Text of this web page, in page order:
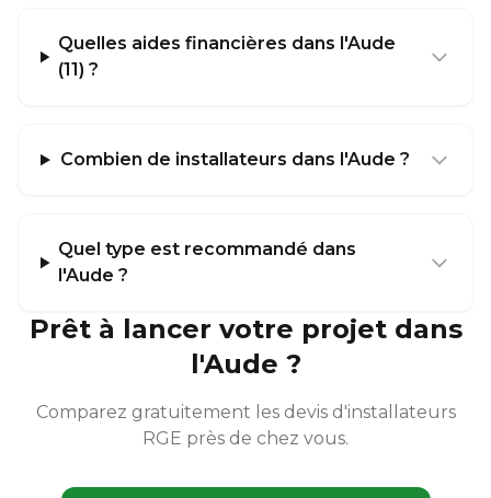
Quelles aides financières dans l'Aude
(11) ?
Combien de installateurs dans l'Aude ?
Quel type est recommandé dans
l'Aude ?
Prêt à lancer votre projet dans
l'Aude ?
Comparez gratuitement les devis d'installateurs
RGE près de chez vous.